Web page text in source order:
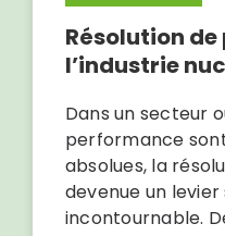
Résolution
l’industrie
Dans un secteur
performance
absolues, la
devenue un
incontournable.